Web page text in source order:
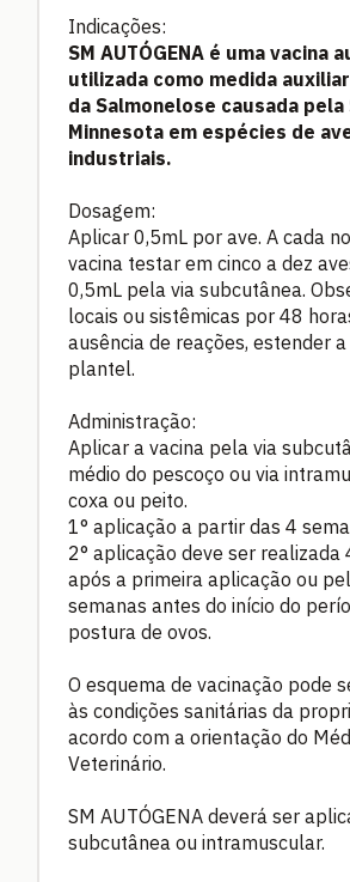
Indicações:
SM AUTÓGENA é uma vacina
utilizada como medida
da Salmonelose causada
Minnesota em espécies de
industriais.
Dosagem:
Aplicar 0,5mL por ave. A cada
vacina testar em cinco a dez
0,5mL pela via subcutânea.
locais ou sistêmicas por 48
ausência de reações, estender
plantel.
Administração:
Aplicar a vacina pela via
médio do pescoço ou via
coxa ou peito.
1° aplicação a partir das 4
2° aplicação deve ser realizada
após a primeira aplicação ou
semanas antes do início do
postura de ovos.
O esquema de vacinação pode
às condições sanitárias da
acordo com a orientação do
Veterinário.
SM AUTÓGENA deverá ser
subcutânea ou intramuscular.